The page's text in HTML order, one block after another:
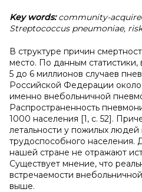
Key words:community-
Streptococcus pneumoniae,
В структуре причин
место. По данным
5 до 6 миллионов случаев
Российской Федерации около
именно внебольничной
Распространенность
1000 населения [1, с. 52].
летальности у пожилых
трудоспособного населения.
нашей стране не отражают
Существует мнение, что
встречаемости
выше.